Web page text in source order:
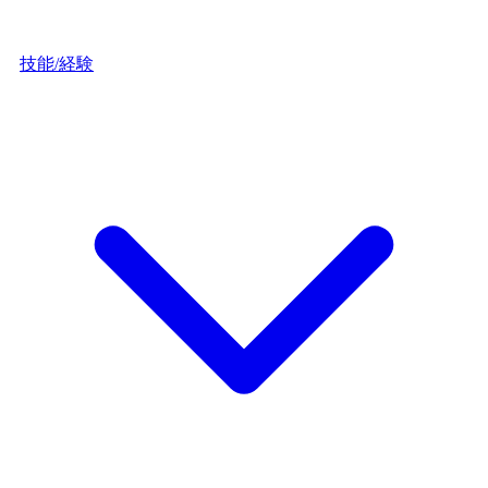
技能/経験